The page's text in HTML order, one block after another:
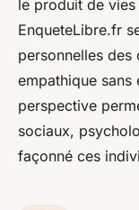
le produit de
EnqueteLibre.fr
personnelles
empathique sans
perspective
sociaux,
façonné ces